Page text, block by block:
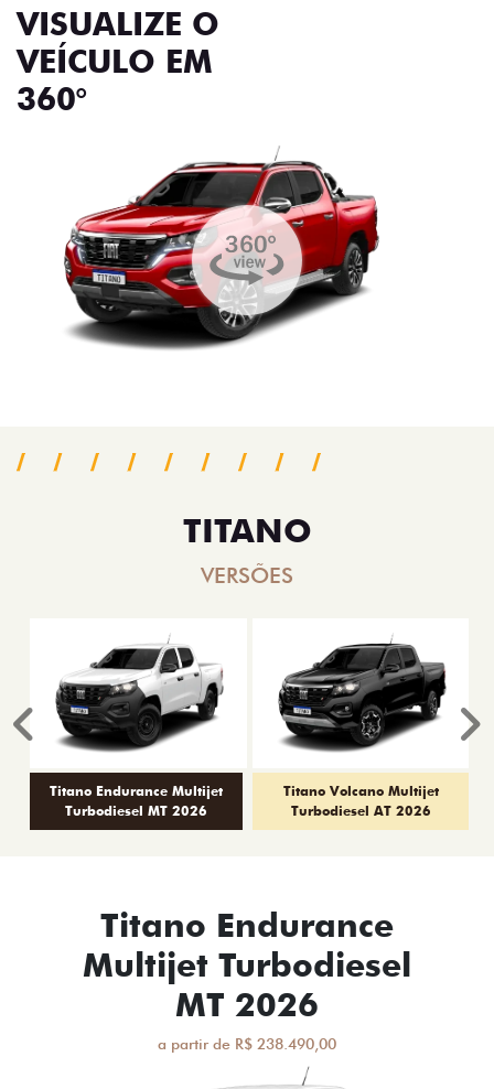
VISUALIZE O
VEÍCULO EM
360°
TITANO
VERSÕES
Titano Endurance Multijet
Turbodiesel MT 2026
Titano Volcano Multijet
Turbodiesel AT 2026
Anterior
Titano Endurance
Multijet Turbodiesel
MT 2026
a partir de R$ 238.490,00